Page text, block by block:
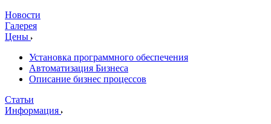
Новости
Галерея
Цены
Установка программного обеспечения
Автоматизация Бизнеса
Описание бизнес процессов
Статьи
Информация